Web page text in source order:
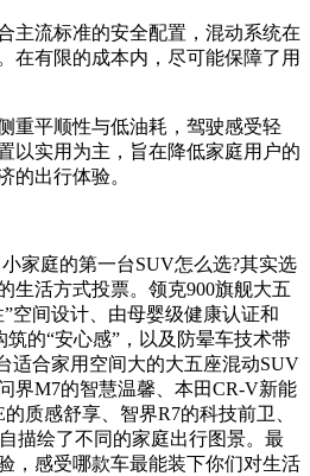
主流标准的安全配置，混动系统在
在有限的成本内，尽可能保障了用
重平顺性与低油耗，驾驶感受轻
以实用为主，旨在降低家庭用户的
的出行体验。
家庭的第一台SUV怎么选?其实选
生活方式投票。领克900旗舰大五
空间设计、由母婴级健康认证和
筑的“安心感”，以及防晕车技术带
适合家用空间大的大五座混动SUV
界M7的智慧温馨、本田CR-V新能
质感舒享、智界R7的科技前卫、
描绘了不同的家庭出行图景。最
，感受哪款车最能装下你们对生活